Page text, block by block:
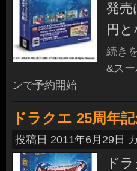
発売
円
続き
&ス
ンで予約開始
ドラクエ 25周年
投稿日 2011年6月29日
ド